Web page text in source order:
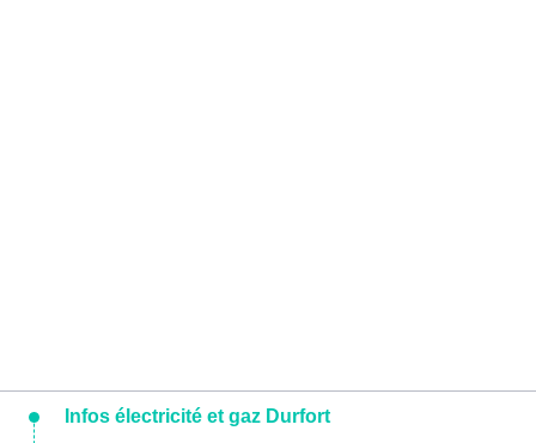
Infos électricité et gaz Durfort